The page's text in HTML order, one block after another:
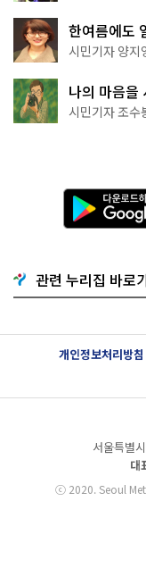
한여름에도
천국이네~
시민기자 양지
나의 마음을
상작 공개!
시민기자 조수
다
운
로
기
G
o
g
l
e
l
관련 누리집 바로
개인정보처리방침
서울특별
대
ⓒ2020. Seoul